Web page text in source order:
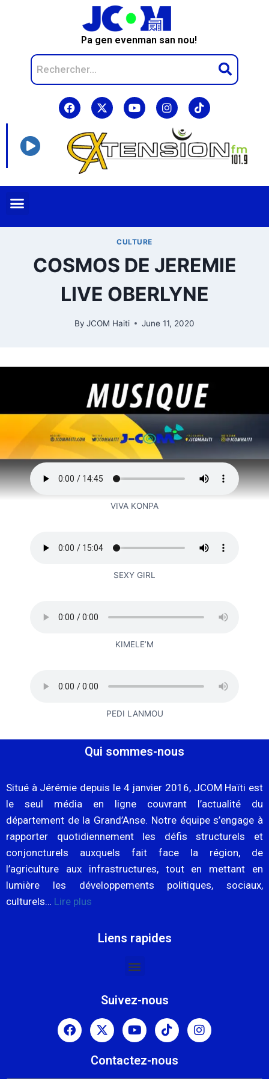
Pa gen evenman san nou!
CULTURE
COSMOS DE JEREMIE
LIVE OBERLYNE
By JCOM Haiti June 11, 2020
VIVA KONPA
SEXY GIRL
KIMELE’M
PEDI LANMOU
Qui sommes-nous
Situé à Jérémie depuis le 4 janvier 2016, JCOM Haïti est
le seul média en ligne couvrant l’actualité du
département de la Grand’Anse. Notre équipe s’engage à
rapporter quotidiennement les défis structurels et
conjoncturels auxquels fait face la région, de
l’agriculture aux infrastructures, tout en mettant en
lumière les développements politiques, sociaux,
culturels… Lire plus
Liens rapides
Suivez-nous
Contactez-nous